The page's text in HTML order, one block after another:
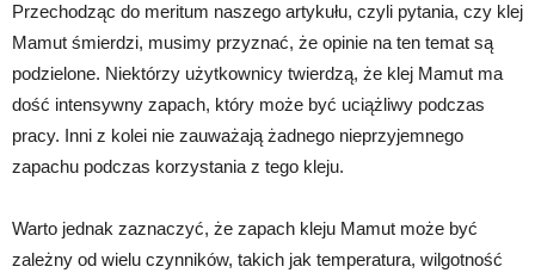
Przechodząc do meritum naszego artykułu, czyli pytania, czy klej
Mamut śmierdzi, musimy przyznać, że opinie na ten temat są
podzielone. Niektórzy użytkownicy twierdzą, że klej Mamut ma
dość intensywny zapach, który może być uciążliwy podczas
pracy. Inni z kolei nie zauważają żadnego nieprzyjemnego
zapachu podczas korzystania z tego kleju.
Warto jednak zaznaczyć, że zapach kleju Mamut może być
zależny od wielu czynników, takich jak temperatura, wilgotność